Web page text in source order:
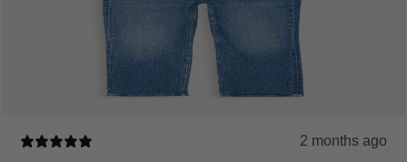
2 months ago